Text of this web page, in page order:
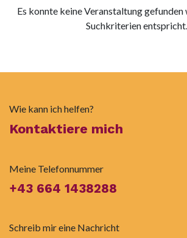
Es konnte keine Veranstaltung gefunden
Suchkriterien entspricht.
Wie kann ich helfen?
Kontaktiere mich
Meine Telefonnummer
+43 664 1438288
Schreib mir eine Nachricht